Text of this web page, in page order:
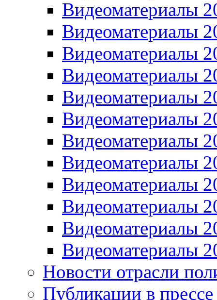
Видеоматериалы
Видеоматериалы
Видеоматериалы
Видеоматериалы
Видеоматериалы
Видеоматериалы
Видеоматериалы
Видеоматериалы
Видеоматериалы
Видеоматериалы
Видеоматериалы
Видеоматериалы
Новости отрасли
Публикации в прессе